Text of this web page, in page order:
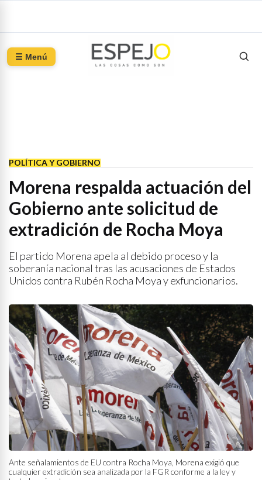
☰ Menú
POLÍTICA Y GOBIERNO
Morena respalda actuación del
Gobierno ante solicitud de
extradición de Rocha Moya
El partido Morena apela al debido proceso y la
soberanía nacional tras las acusaciones de Estados
Unidos contra Rubén Rocha Moya y exfuncionarios.
Ante señalamientos de EU contra Rocha Moya, Morena exigió que
cualquier extradición sea analizada por la FGR conforme a la ley y